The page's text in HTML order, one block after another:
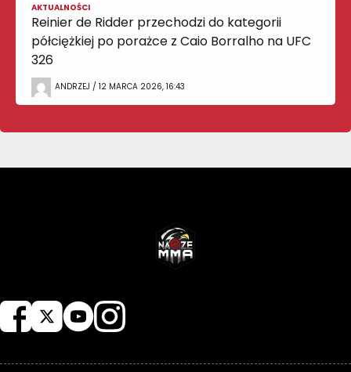
AKTUALNOŚCI
Reinier de Ridder przechodzi do kategorii
półciężkiej po porażce z Caio Borralho na UFC
326
ANDRZEJ / 12 MARCA 2026, 16:43